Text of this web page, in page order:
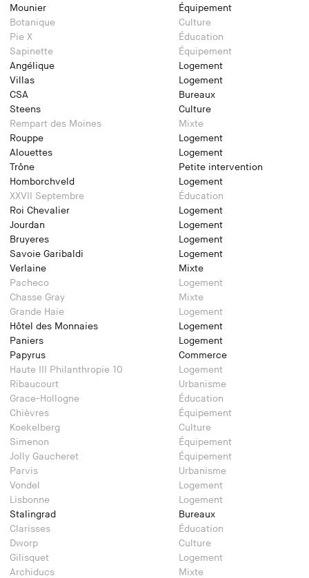
Mounier
Équipement
Botanique
Culture
Pie X
Éducation
Sapinette
Équipement
Angélique
Logement
Villas
Logement
CSA
Bureaux
Steens
Culture
Rempart des Moines
Mixte
Rouppe
Logement
Alouettes
Logement
Trône
Petite intervention
Homborchveld
Logement
XXVII Septembre
Éducation
Roi Chevalier
Logement
Jourdan
Logement
Bruyeres
Logement
Savoie Garibaldi
Logement
Verlaine
Mixte
Pacheco
Logement
Chasse Gray
Mixte
Grande Haie
Logement
Hôtel des Monnaies
Logement
Paniers
Logement
Papyrus
Commerce
Haute III Philanthropie 10
Logement
Ribaucourt
Urbanisme
Grace-Hollogne
Éducation
Chièvres
Équipement
Koekelberg
Culture
Simenon
Équipement
Jolly Gaucheret
Équipement
Parvis
Urbanisme
Vondel
Logement
Lisbonne
Logement
Stalingrad
Bureaux
Clarisses
Éducation
Dworp
Culture
Gilisquet
Logement
Archiducs
Mixte